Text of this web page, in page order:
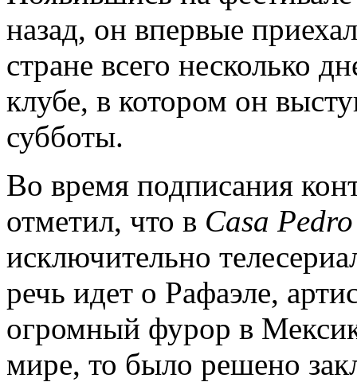
назад, он впервые
стране всего несколько
клубе, в котором он
субботы.
Во время подписания
отметил, что в Casa
исключительно
речь идет о Рафаэле,
огромный фурор в
мире, то было решено